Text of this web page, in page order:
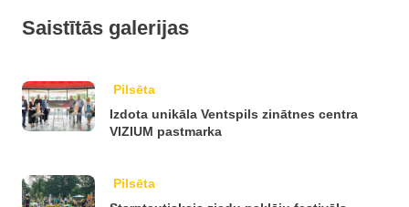
Saistītās galerijas
Pilsēta
Izdota unikāla Ventspils zinātnes centra
VIZIUM pastmarka
Pilsēta